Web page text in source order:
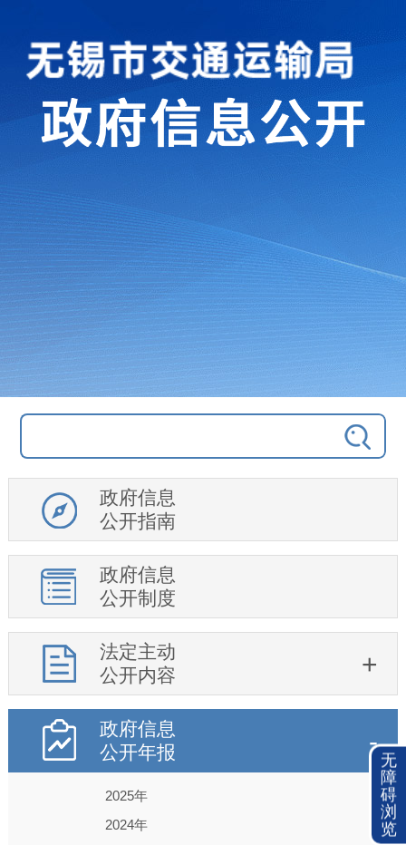
政府信息
公开指南
政府信息
公开制度
法定主动
公开内容
政府信息
公开年报
2025年
2024年
无
障
碍
浏
览